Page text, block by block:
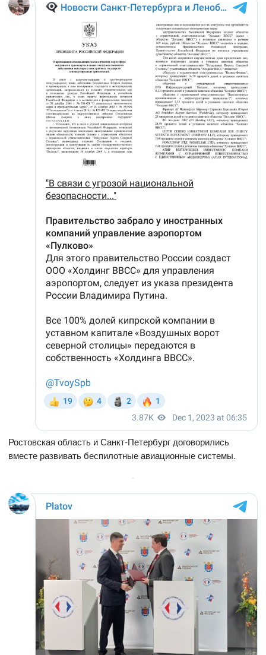
Ростовская область и Санкт-Петербург договорились
вместе развивать беспилотные авиационные системы.